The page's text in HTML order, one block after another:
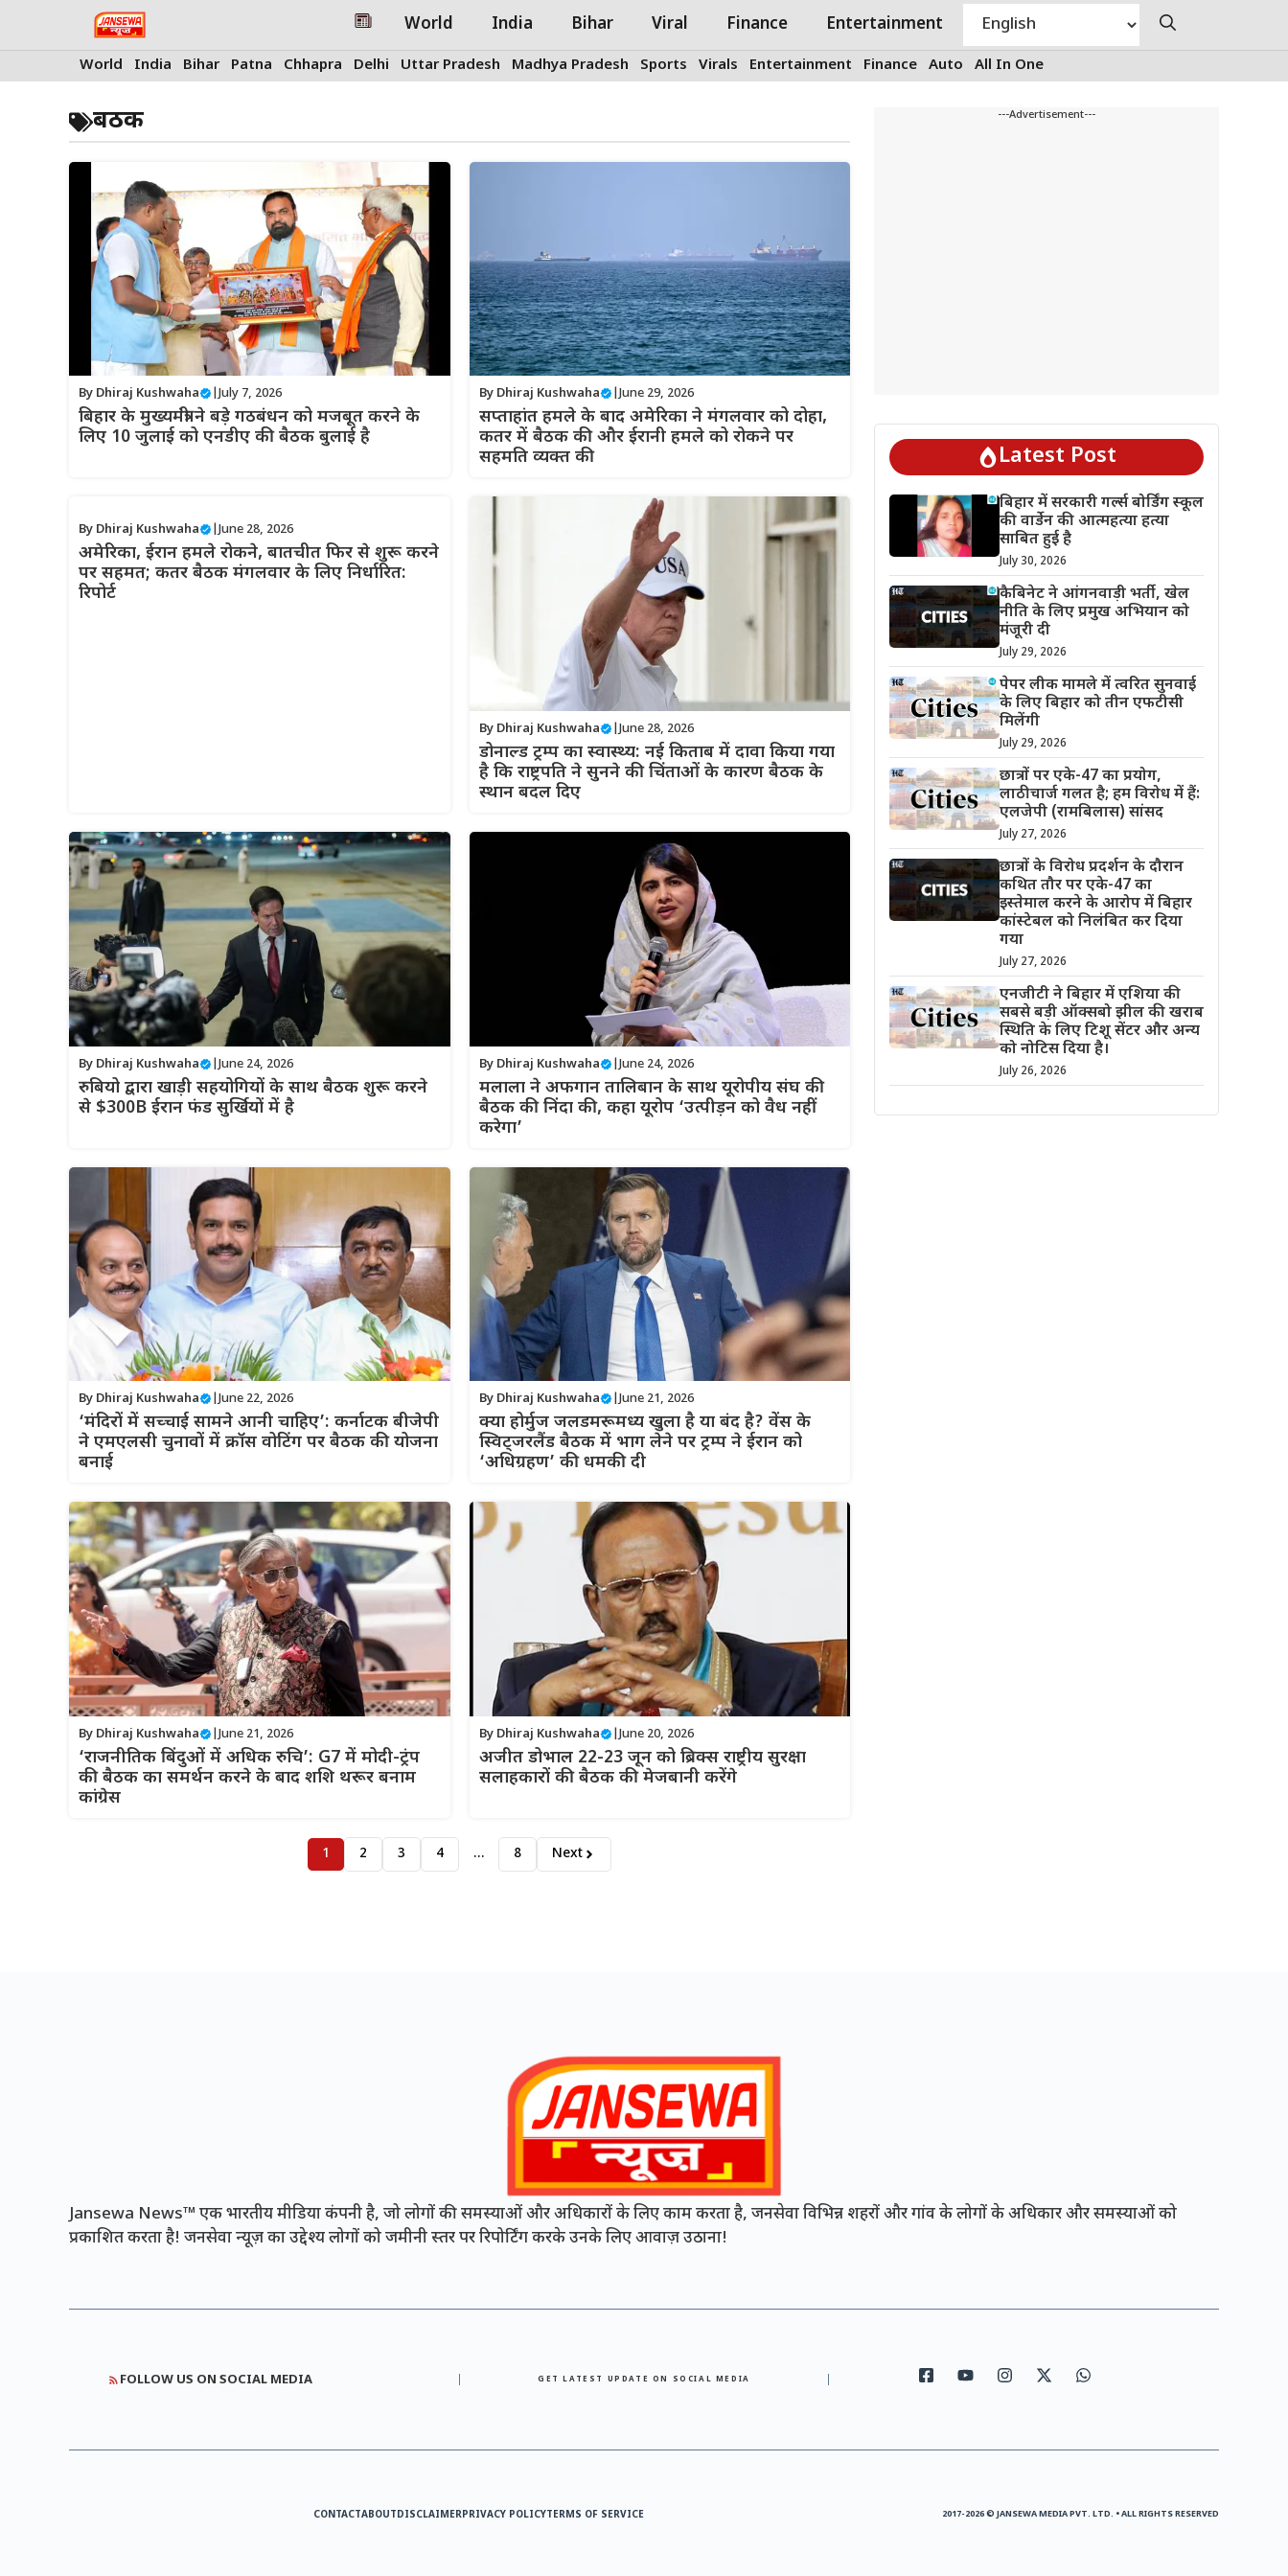
World India Bihar Viral Finance Entertainment
World India Bihar Patna Chhapra Delhi Uttar Pradesh Madhya Pradesh Sports Virals Entertainment Finance Auto All In One
बठक
By Dhiraj Kushwaha July 7, 2026
बिहार के मुख्यमंत्री ने बड़े गठबंधन को मजबूत करने के
लिए 10 जुलाई को एनडीए की बैठक बुलाई है
By Dhiraj Kushwaha | June 29, 2026
सप्ताहांत हमले के बाद अमेरिका ने मंगलवार को दोहा,
कतर में बैठक की और ईरानी हमले को रोकने पर
सहमति व्यक्त की
By Dhiraj Kushwaha June 28, 2026
अमेरिका, ईरान हमले रोकने, बातचीत फिर से शुरू करने
पर सहमत; कतर बैठक मंगलवार के लिए निर्धारित:
रिपोर्ट
By Dhiraj Kushwaha | June 28, 2026
डोनाल्ड ट्रम्प का स्वास्थ्य: नई किताब में दावा किया गया
है कि राष्ट्रपति ने सुनने की चिंताओं के कारण बैठक के
स्थान बदल दिए
By Dhiraj Kushwaha June 24, 2026
रुबियो द्वारा खाड़ी सहयोगियों के साथ बैठक शुरू करने
से $300B ईरान फंड सुर्खियों में है
By Dhiraj Kushwaha | June 24, 2026
मलाला ने अफगान तालिबान के साथ यूरोपीय संघ की
बैठक की निंदा की, कहा यूरोप ‘उत्पीड़न को वैध नहीं
करेगा’
By Dhiraj Kushwaha June 22, 2026
‘मंदिरों में सच्चाई सामने आनी चाहिए’: कर्नाटक बीजेपी
ने एमएलसी चुनावों में क्रॉस वोटिंग पर बैठक की योजना
बनाई
By Dhiraj Kushwaha | June 21, 2026
क्या होर्मुज जलडमरूमध्य खुला है या बंद है? वेंस के
स्विट्जरलैंड बैठक में भाग लेने पर ट्रम्प ने ईरान को
‘अधिग्रहण’ की धमकी दी
By Dhiraj Kushwaha June 21, 2026
‘राजनीतिक बिंदुओं में अधिक रुचि’: G7 में मोदी-ट्रंप
की बैठक का समर्थन करने के बाद शशि थरूर बनाम
कांग्रेस
By Dhiraj Kushwaha | June 20, 2026
अजीत डोभाल 22-23 जून को ब्रिक्स राष्ट्रीय सुरक्षा
सलाहकारों की बैठक की मेजबानी करेंगे
1 2 3 4 … 8 Next
---Advertisement---
Latest Post
बिहार में सरकारी गर्ल्स बोर्डिंग स्कूल
की वार्डेन की आत्महत्या हत्या
साबित हुई है
July 30, 2026
कैबिनेट ने आंगनवाड़ी भर्ती, खेल
नीति के लिए प्रमुख अभियान को
मंजूरी दी
July 29, 2026
पेपर लीक मामले में त्वरित सुनवाई
के लिए बिहार को तीन एफटीसी
मिलेंगी
July 29, 2026
छात्रों पर एके-47 का प्रयोग,
लाठीचार्ज गलत है; हम विरोध में हैं:
एलजेपी (रामबिलास) सांसद
July 27, 2026
छात्रों के विरोध प्रदर्शन के दौरान
कथित तौर पर एके-47 का
इस्तेमाल करने के आरोप में बिहार
कांस्टेबल को निलंबित कर दिया
गया
July 27, 2026
एनजीटी ने बिहार में एशिया की
सबसे बड़ी ऑक्सबो झील की खराब
स्थिति के लिए टिशू सेंटर और अन्य
को नोटिस दिया है।
July 26, 2026
Jansewa News™ एक भारतीय मीडिया कंपनी है, जो लोगों की समस्याओं और अधिकारों के लिए काम करता है, जनसेवा विभिन्न शहरों और गांव के लोगों के अधिकार और समस्याओं को
प्रकाशित करता है! जनसेवा न्यूज़ का उद्देश्य लोगों को जमीनी स्तर पर रिपोर्टिंग करके उनके लिए आवाज़ उठाना!
FOLLOW US ON SOCIAL MEDIA GET LATEST UPDATE ON SOCIAL MEDIA
CONTACTABOUTDISCLAIMERPRIVACY POLICYTERMS OF SERVICE 2017-2026 © JANSEWA MEDIA PVT. LTD. • ALL RIGHTS RESERVED